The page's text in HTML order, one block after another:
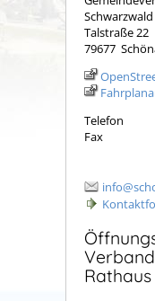
Schwarzwald
Talstraße 22
79677
Telefon
Fax